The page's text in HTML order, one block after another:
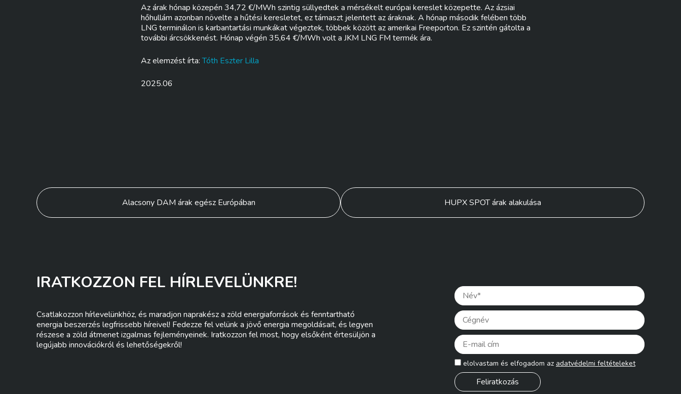
Az árak hónap közepén 34,72 €/MWh szintig süllyedtek a mérsékelt európai kereslet közepette. Az ázsiai
hőhullám azonban növelte a hűtési keresletet, ez támaszt jelentett az áraknak. A hónap második felében több
LNG terminálon is karbantartási munkákat végeztek, többek között az amerikai Freeporton. Ez szintén gátolta a
további árcsökkenést. Hónap végén 35,64 €/MWh volt a JKM LNG FM termék ára.
Az elemzést írta:Tóth Eszter Lilla
2025.06
Bejegyzés
navigáció
Alacsony DAM árak egész Európában HUPX SPOT árak alakulása
IRATKOZZON FEL HÍRLEVELÜNKRE!
Csatlakozzon hírlevelünkhöz, és maradjon naprakész a zöld energiaforrások és fenntartható
energia beszerzés legfrissebb híreivel! Fedezze fel velünk a jövő energia megoldásait, és legyen
részese a zöld átmenet izgalmas fejleményeinek. Iratkozzon fel most, hogy elsőként értesüljön a
legújabb innovációkról és lehetőségekről!
Please
elolvastam és elfogadom az adatvédelmi feltételeket